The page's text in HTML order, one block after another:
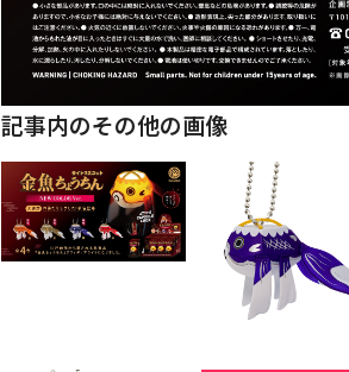
記事内のその他の画像